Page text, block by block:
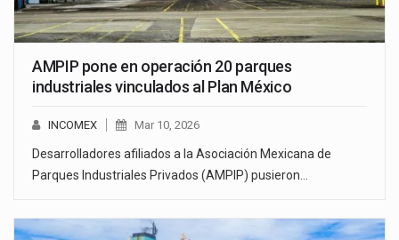
AMPIP pone en operación 20 parques
industriales vinculados al Plan México
INCOMEX Mar 10, 2026
Desarrolladores afiliados a la Asociación Mexicana de
Parques Industriales Privados (AMPIP) pusieron…